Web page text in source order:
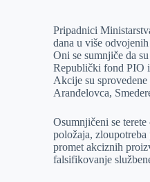
e
r
I
n
s
A
p
p
a
i
l
Pripadnici
dana u više
Oni se sumnjiče da
Republički fond PIO
Akcije su
Aranđelovca,
Osumnjičeni se
položaja,
promet akciznih
falsifikovanje